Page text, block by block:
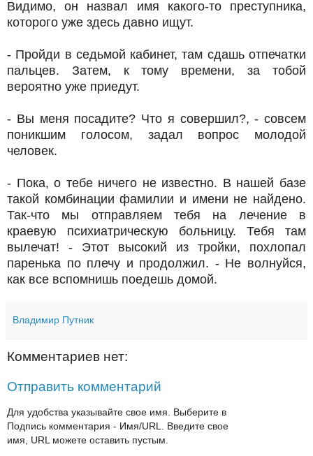
Видимо, он назвал имя какого-то преступника,
которого уже здесь давно ищут.
- Пройди в седьмой кабинет, там сдашь отпечатки
пальцев. Затем, к тому времени, за тобой
вероятно уже приедут.
- Вы меня посадите? Что я совершил?, - совсем
поникшим голосом, задал вопрос молодой
человек.
- Пока, о тебе ничего не известно. В нашей базе
такой комбинации фамилии и имени не найдено.
Так-что мы отправляем тебя на лечение в
краевую психиатрическую больницу. Тебя там
вылечат! - Этот высокий из тройки, похлопал
паренька по плечу и продолжил. - Не волнуйся,
как все вспомнишь поедешь домой.
Владимир Путник
Комментариев нет:
Отправить комментарий
Для удобства указывайте свое имя. Выберите в
Подпись комментария - Имя/URL. Введите свое
имя, URL можете оставить пустым.